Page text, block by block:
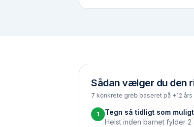
Sådan vælger du den
7 konkrete greb baseret på +12
1
Tegn så tidligt som muligt
Helst inden barnet fylder